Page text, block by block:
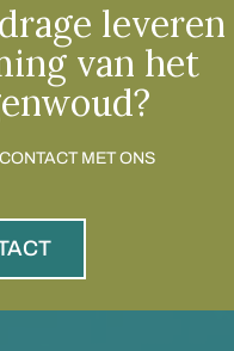
leveren
van het
MET ONS